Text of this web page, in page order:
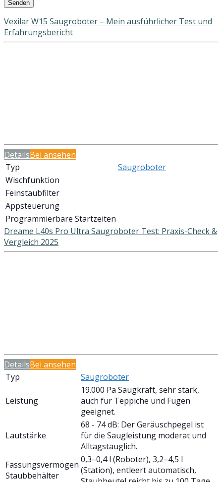
Vexilar W15 Saugroboter – Mein ausführlicher Test und
Erfahrungsbericht
DetailsBei ansehen
Typ
Saugroboter
Wischfunktion
Feinstaubfilter
Appsteuerung
Programmierbare Startzeiten
Dreame L40s Pro Ultra Saugroboter Test: Praxis-Check &
Vergleich 2025
DetailsBei ansehen
Typ
Saugroboter
Leistung
19.000 Pa Saugkraft, sehr stark,
auch für Teppiche und Fugen
geeignet.
Lautstärke
68 - 74 dB: Der Geräuschpegel ist
für die Saugleistung moderat und
Alltagstauglich.
Fassungsvermögen
Staubbehälter
0,3–0,4 l (Roboter), 3,2–4,5 l
(Station), entleert automatisch,